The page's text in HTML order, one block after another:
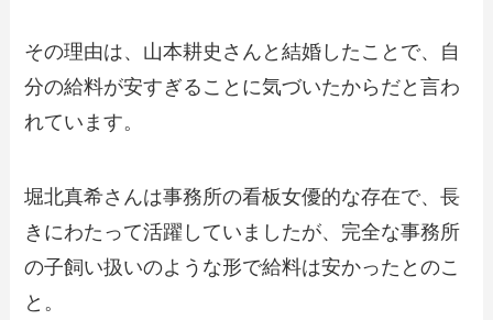
その理由は、山本耕史さんと結婚したことで、自
分の給料が安すぎることに気づいたからだと言わ
れています。
堀北真希さんは事務所の看板女優的な存在で、長
きにわたって活躍していましたが、完全な事務所
の子飼い扱いのような形で給料は安かったとのこ
と。